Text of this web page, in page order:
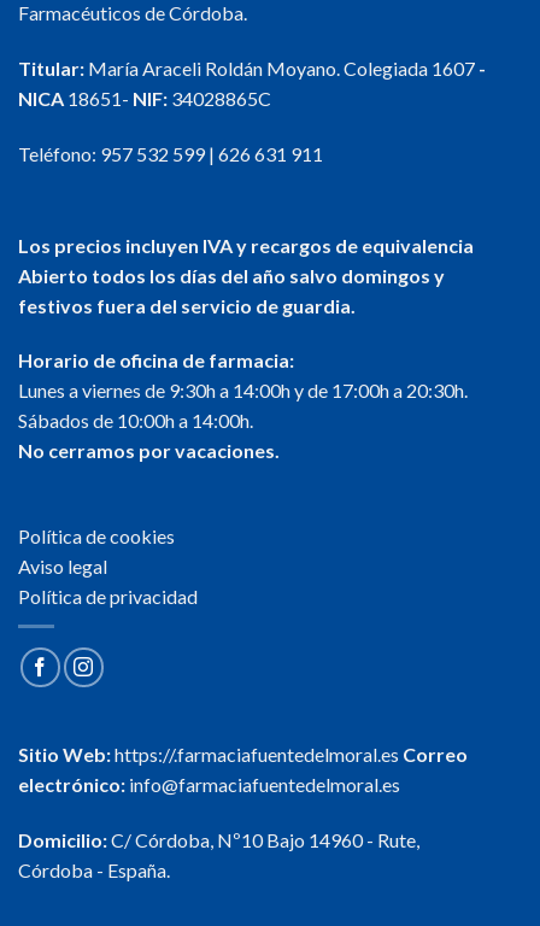
Farmacéuticos de Córdoba.
Titular: María Araceli Roldán Moyano. Colegiada 1607 -
NICA 18651- NIF: 34028865C
Teléfono: 957 532 599| 626 631 911
Los precios incluyen IVA y recargos de equivalencia
Abierto todos los días del año salvo domingos y
festivos fuera del servicio de guardia.
Horario de oficina de farmacia:
Lunes a viernes de 9:30h a 14:00h y de 17:00h a 20:30h.
Sábados de 10:00h a 14:00h.
No cerramos por vacaciones.
Política de cookies
Aviso legal
Política de privacidad
Sitio Web:https://.farmaciafuentedelmoral.es Correo
electrónico: info@farmaciafuentedelmoral.es
Domicilio:C/ Córdoba, Nº10 Bajo 14960 - Rute,
Córdoba - España.